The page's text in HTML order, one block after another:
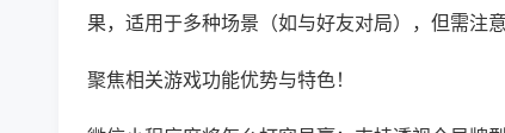
果，适用于多种场景（如与好友对局），但需注
聚焦相关游戏功能优势与特色！